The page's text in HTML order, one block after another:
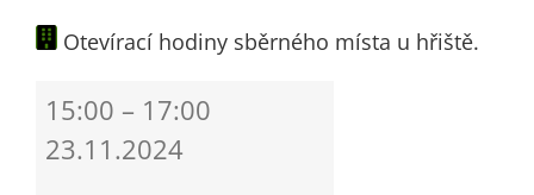
Aktuality
Otevírací hodiny sběrného místa u hřiště.
hodiny
sběrného
15:00 – 17:00
23.11.2024